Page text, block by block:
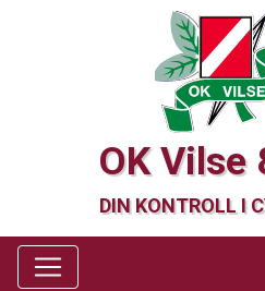
OK Vilse
DIN KONTROLL I